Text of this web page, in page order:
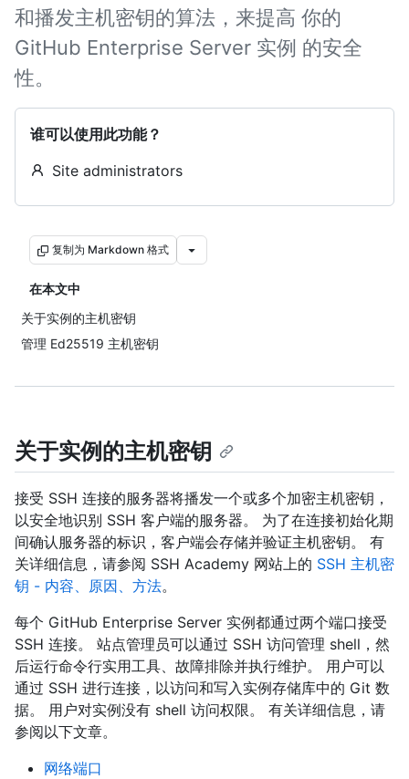
和播发主机密钥的算法，来提高 你的
GitHub Enterprise Server 实例 的安全
性。
谁可以使用此功能？
Site administrators
复制为 Markdown 格式
在本文中
关于实例的主机密钥
管理 Ed25519 主机密钥
关于实例的主机密钥
接受 SSH 连接的服务器将播发一个或多个加密主机密钥，
以安全地识别 SSH 客户端的服务器。 为了在连接初始化期
间确认服务器的标识，客户端会存储并验证主机密钥。 有
关详细信息，请参阅 SSH Academy 网站上的 SSH 主机密
钥 - 内容、原因、方法。
每个 GitHub Enterprise Server 实例都通过两个端口接受
SSH 连接。 站点管理员可以通过 SSH 访问管理 shell，然
后运行命令行实用工具、故障排除并执行维护。 用户可以
通过 SSH 进行连接，以访问和写入实例存储库中的 Git 数
据。 用户对实例没有 shell 访问权限。 有关详细信息，请
参阅以下文章。
网络端口